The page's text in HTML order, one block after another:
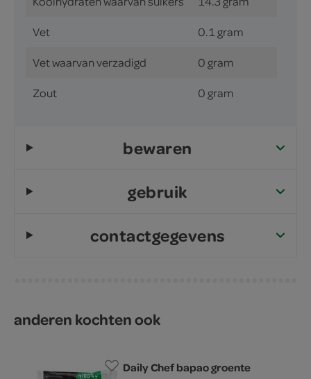
Vet 0.1 gram
Vet waarvan verzadigd 0 gram
Zout 0 gram
bewaren
gebruik
contactgegevens
anderen kochten ook
Daily Chef bapao groente